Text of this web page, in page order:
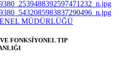
FONKSİYONEL TIP